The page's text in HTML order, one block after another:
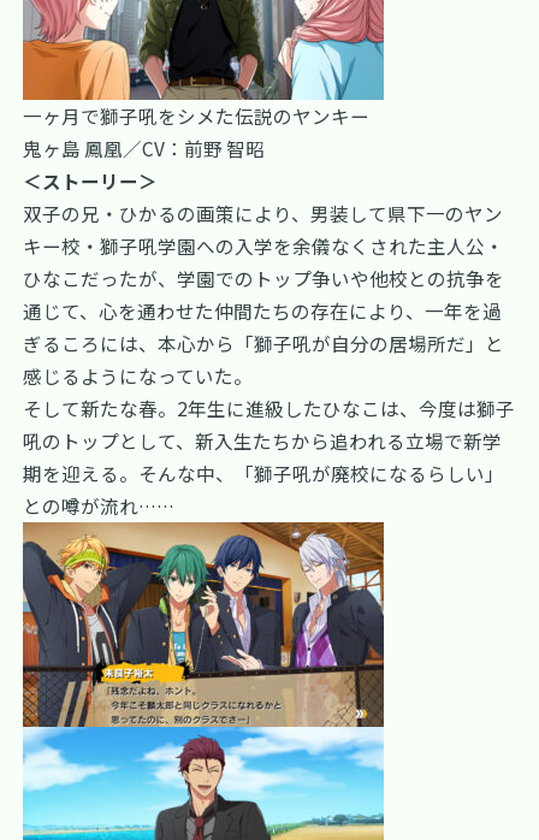
一ヶ月で獅子吼をシメた伝説のヤンキー
鬼ヶ島 鳳凰／CV：前野 智昭
＜ストーリー＞
双子の兄・ひかるの画策により、男装して県下一のヤン
キー校・獅子吼学園への入学を余儀なくされた主人公・
ひなこだったが、学園でのトップ争いや他校との抗争を
通じて、心を通わせた仲間たちの存在により、一年を過
ぎるころには、本心から「獅子吼が自分の居場所だ」と
感じるようになっていた。
そして新たな春。2年生に進級したひなこは、今度は獅子
吼のトップとして、新入生たちから追われる立場で新学
期を迎える。そんな中、「獅子吼が廃校になるらしい」
との噂が流れ……